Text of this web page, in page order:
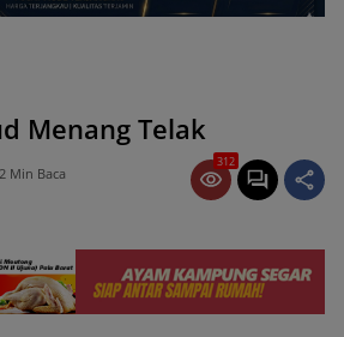
Menang Telak
2 Min Baca
312